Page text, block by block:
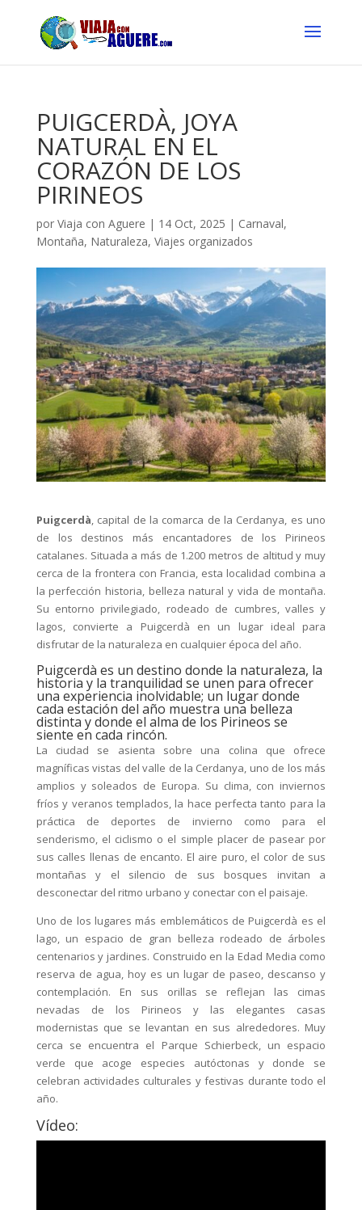
PUIGCERDÀ, JOYA
NATURAL EN EL
CORAZÓN DE LOS
PIRINEOS
por Viaja con Aguere | 14 Oct, 2025 | Carnaval,
Montaña, Naturaleza, Viajes organizados
Puigcerdà, capital de la comarca de la Cerdanya, es uno
de los destinos más encantadores de los Pirineos
catalanes. Situada a más de 1.200 metros de altitud y muy
cerca de la frontera con Francia, esta localidad combina a
la perfección historia, belleza natural y vida de montaña.
Su entorno privilegiado, rodeado de cumbres, valles y
lagos, convierte a Puigcerdà en un lugar ideal para
disfrutar de la naturaleza en cualquier época del año.
Puigcerdà es un destino donde la naturaleza, la
historia y la tranquilidad se unen para ofrecer
una experiencia inolvidable; un lugar donde
cada estación del año muestra una belleza
distinta y donde el alma de los Pirineos se
siente en cada rincón.
La ciudad se asienta sobre una colina que ofrece
magníficas vistas del valle de la Cerdanya, uno de los más
amplios y soleados de Europa. Su clima, con inviernos
fríos y veranos templados, la hace perfecta tanto para la
práctica de deportes de invierno como para el
senderismo, el ciclismo o el simple placer de pasear por
sus calles llenas de encanto. El aire puro, el color de sus
montañas y el silencio de sus bosques invitan a
desconectar del ritmo urbano y conectar con el paisaje.
Uno de los lugares más emblemáticos de Puigcerdà es el
lago, un espacio de gran belleza rodeado de árboles
centenarios y jardines. Construido en la Edad Media como
reserva de agua, hoy es un lugar de paseo, descanso y
contemplación. En sus orillas se reflejan las cimas
nevadas de los Pirineos y las elegantes casas
modernistas que se levantan en sus alrededores. Muy
cerca se encuentra el Parque Schierbeck, un espacio
verde que acoge especies autóctonas y donde se
celebran actividades culturales y festivas durante todo el
año.
Vídeo: